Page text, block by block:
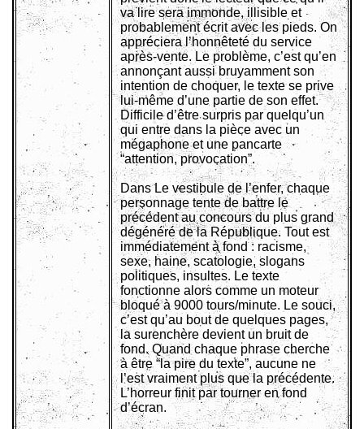
va lire sera immonde, illisible et
probablement écrit avec les pieds. On
appréciera l’honnêteté du service
après-vente. Le problème, c’est qu’en
annonçant aussi bruyamment son
intention de choquer, le texte se prive
lui-même d’une partie de son effet.
Difficile d’être surpris par quelqu’un
qui entre dans la pièce avec un
mégaphone et une pancarte
“attention, provocation”.
Dans Le vestibule de l’enfer, chaque
personnage tente de battre le
précédent au concours du plus grand
dégénéré de la République. Tout est
immédiatement à fond : racisme,
sexe, haine, scatologie, slogans
politiques, insultes. Le texte
fonctionne alors comme un moteur
bloqué à 9000 tours/minute. Le souci,
c’est qu’au bout de quelques pages,
la surenchère devient un bruit de
fond. Quand chaque phrase cherche
à être “la pire du texte”, aucune ne
l’est vraiment plus que la précédente.
L’horreur finit par tourner en fond
d’écran.